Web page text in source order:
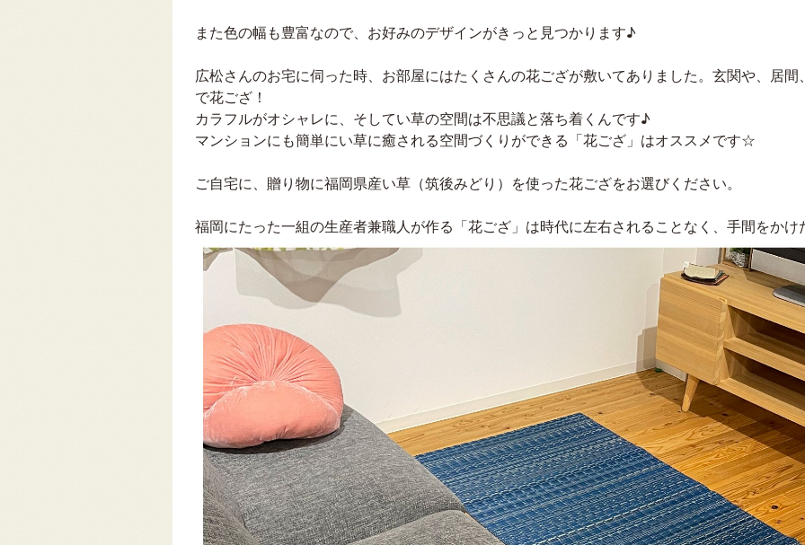
また色の幅も豊富なので、お好みのデザインがきっと見つかります♪
広松さんのお宅に伺った時、お部屋にはたくさんの花ござが敷いてありました。玄関や、居
で花ござ！
カラフルがオシャレに、そしてい草の空間は不思議と落ち着くんです♪
マンションにも簡単にい草に癒される空間づくりができる「花ござ」はオススメです☆
ご自宅に、贈り物に福岡県産い草（筑後みどり）を使った花ござをお選びください。
福岡にたった一組の生産者兼職人が作る「花ござ」は時代に左右されることなく、手間をか